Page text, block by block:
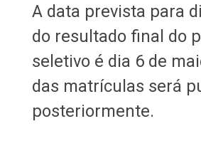
A data prevista para
do resultado final do
seletivo é dia 6 de
das matrículas será
posteriormente.